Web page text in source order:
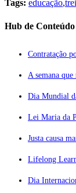
WhatsApp
Tags: educação,
Hub de Conteúdo
Contratação
A semana
Dia Mundial
Lei Maria da
Justa causa
Lifelong
Dia